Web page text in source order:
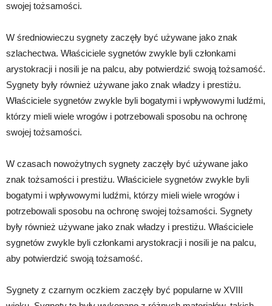
swojej tożsamości.
W średniowieczu sygnety zaczęły być używane jako znak
szlachectwa. Właściciele sygnetów zwykle byli członkami
arystokracji i nosili je na palcu, aby potwierdzić swoją tożsamość.
Sygnety były również używane jako znak władzy i prestiżu.
Właściciele sygnetów zwykle byli bogatymi i wpływowymi ludźmi,
którzy mieli wiele wrogów i potrzebowali sposobu na ochronę
swojej tożsamości.
W czasach nowożytnych sygnety zaczęły być używane jako
znak tożsamości i prestiżu. Właściciele sygnetów zwykle byli
bogatymi i wpływowymi ludźmi, którzy mieli wiele wrogów i
potrzebowali sposobu na ochronę swojej tożsamości. Sygnety
były również używane jako znak władzy i prestiżu. Właściciele
sygnetów zwykle byli członkami arystokracji i nosili je na palcu,
aby potwierdzić swoją tożsamość.
Sygnety z czarnym oczkiem zaczęły być popularne w XVIII